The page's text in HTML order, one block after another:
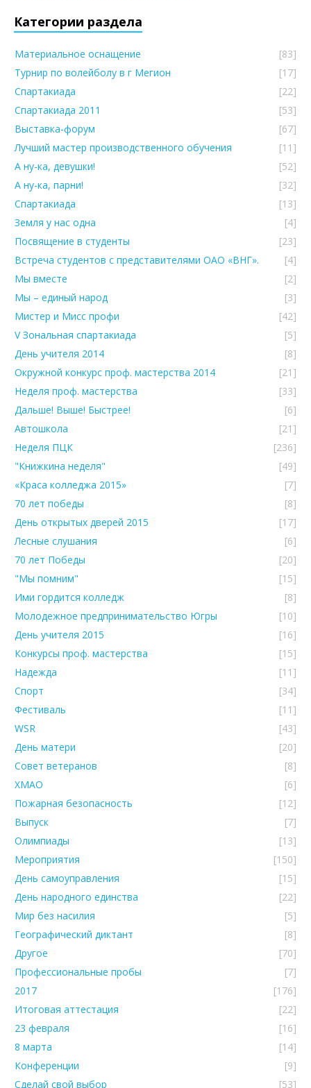
Категории раздела
Материальное оснащение
[83]
Турнир по волейболу в г Мегион
[17]
Спартакиада
[22]
Спартакиада 2011
[53]
Выставка-форум
[67]
Лучший мастер производственного обучения
[11]
А ну-ка, девушки!
[52]
А ну-ка, парни!
[32]
Спартакиада
[13]
Земля у нас одна
[4]
Посвящение в студенты
[23]
Встреча студентов с представителями ОАО «ВНГ».
[4]
Мы вместе
[2]
Мы – единый народ
[3]
Мистер и Мисс профи
[42]
V Зональная спартакиада
[5]
День учителя 2014
[8]
Окружной конкурс проф. мастерства 2014
[21]
Неделя проф. мастерства
[33]
Дальше! Выше! Быстрее!
[6]
Автошкола
[21]
Неделя ПЦК
[236]
"Книжкина неделя"
[49]
«Краса колледжа 2015»
[7]
70 лет победы
[8]
День открытых дверей 2015
[17]
Лесные слушания
[6]
70 лет Победы
[20]
"Мы помним"
[15]
Ими гордится колледж
[8]
Молодежное предпринимательство Югры
[10]
День учителя 2015
[16]
Конкурсы проф. мастерства
[15]
Надежда
[11]
Спорт
[34]
Фестиваль
[11]
WSR
[43]
День матери
[20]
Совет ветеранов
[8]
ХМАО
[6]
Пожарная безопасность
[12]
Выпуск
[7]
Олимпиады
[13]
Мероприятия
[150]
День самоуправления
[15]
День народного единства
[22]
Мир без насилия
[5]
Географический диктант
[8]
Другое
[70]
Профессиональные пробы
[7]
2017
[176]
Итоговая аттестация
[22]
23 февраля
[16]
8 марта
[14]
Конференции
[9]
Сделай свой выбор
[53]